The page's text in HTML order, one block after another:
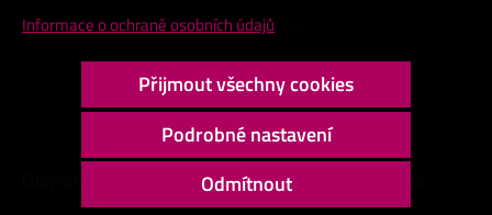
Cookies a ochrana osobních údajů
Přístupnost webu
Vysoký kontrast
Copyright © 2000 - 2026 Vysoká škola ekonomická v Praze
Informace o ochraně osobních údajů
Přijmout všechny cookies
Podrobné nastavení
Odmítnout